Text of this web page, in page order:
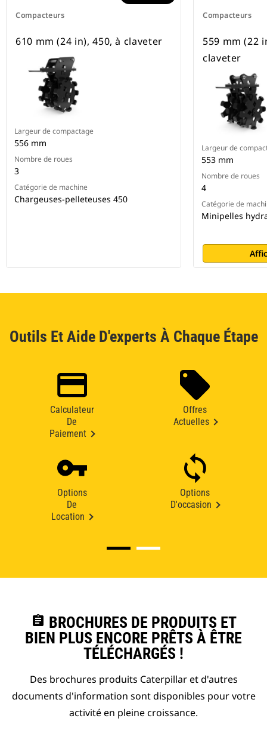
Compacteurs
610 mm (24 in), 450, à claveter
Largeur de compactage
556 mm
Nombre de roues
3
Catégorie de machine
Chargeuses-pelleteuses 450
Compacteurs
559 mm (22
claveter
Largeur de
553 mm
Nombre de roues
4
Catégorie de
Minipelles
Outils Et Aide D'experts À Chaque Étape
Calculateur
De
Paiement
Offres
Actuelles
Options
De
Location
Options
D'occasion
assignment BROCHURES DE PRODUITS ET
BIEN PLUS ENCORE PRÊTS À ÊTRE
TÉLÉCHARGÉS !
Des brochures produits Caterpillar et d'autres
documents d'information sont disponibles pour votre
activité en pleine croissance.